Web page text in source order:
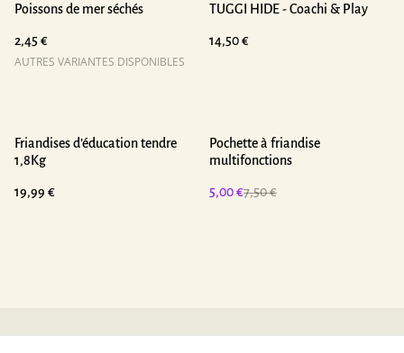
Poissons de mer séchés
2,45 €
AUTRES VARIANTES DISPONIBLES
TUGGI HIDE - Coachi & Play
14,50 €
Friandises d’éducation tendre
1,8Kg
19,99 €
%
Pochette à friandise
multifonctions
5,00 €7,50 €